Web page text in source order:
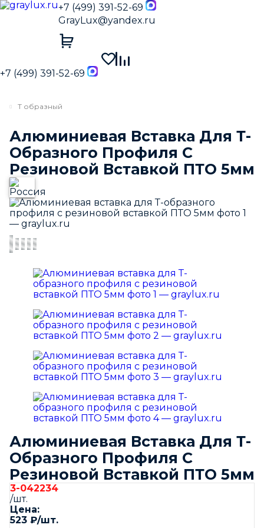
+7 (499) 391-52-69
GrayLux@yandex.ru
+7 (499) 391-52-69
Т образный
Алюминиевая Вставка Для Т-
Образного Профиля С
Резиновой Вставкой ПТО 5мм
Алюминиевая Вставка Для Т-
Образного Профиля С
Резиновой Вставкой ПТО 5мм
3-042234
/шт.
Цена:
523 ₽/шт.